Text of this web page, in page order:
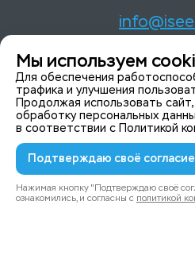
Светлановский пр-
Мы в
© 2015-2026 ISeeYou -
Политика
Мы используем
Для обеспечения
трафика и улучшения
Продолжая использовать
обработку персональных
в соответствии с Политикой
Подтверждаю своё согласие
Нажимая кнопку "Подтверждаю своё
ознакомились, и согласны с политикой